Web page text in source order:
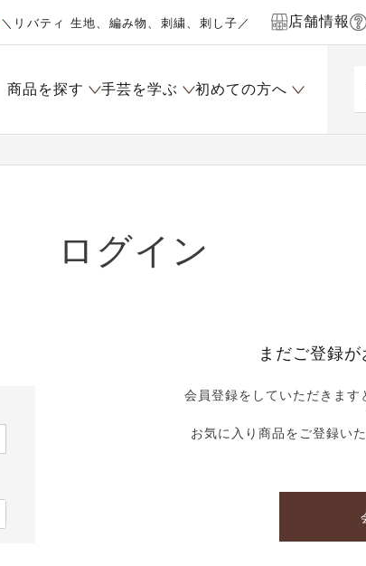
＼リバティ 生地、編み物、刺繍、刺し子／ 店舗情報
商品を探す 手芸を学ぶ 初めての方へ
ログイン
まだご登録
会員登録をしていただきます
お気に入り商品をご登録い